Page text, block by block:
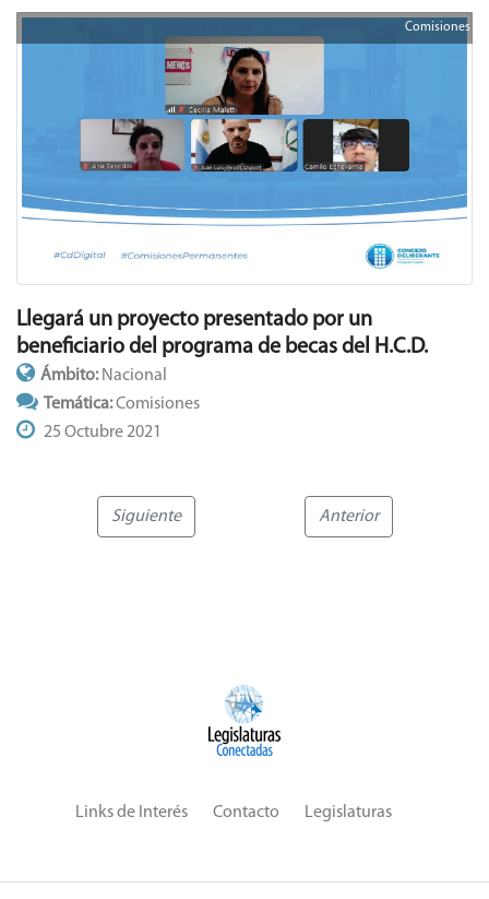
Comisiones
Llegará un proyecto presentado por un
beneficiario del programa de becas del H.C.D.
Ámbito: Nacional
Temática:Comisiones
25 Octubre 2021
Siguiente Anterior
Links de Interés Contacto Legislaturas